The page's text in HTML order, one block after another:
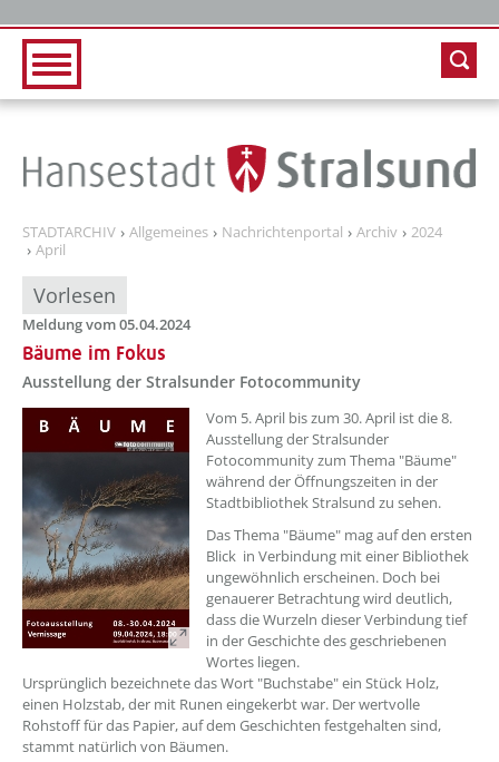
STADTARCHIV Allgemeines Nachrichtenportal Archiv
2024
April
Vorlesen
Meldung vom 05.04.2024
Bäume im Fokus
Ausstellung der Stralsunder Fotocommunity
??? absaetzeOben[1]/titel ???
Vom 5. April bis zum 30. April ist die 8.
Ausstellung der Stralsunder
Fotocommunity zum Thema "Bäume"
während der Öffnungszeiten in der
Stadtbibliothek Stralsund zu sehen.
Das Thema "Bäume" mag auf den ersten
Blick in Verbindung mit einer Bibliothek
ungewöhnlich erscheinen. Doch bei
genauerer Betrachtung wird deutlich,
dass die Wurzeln dieser Verbindung tief
in der Geschichte des geschriebenen
Wortes liegen.
Ursprünglich bezeichnete das Wort "Buchstabe" ein Stück Holz,
einen Holzstab, der mit Runen eingekerbt war. Der wertvolle
Rohstoff für das Papier, auf dem Geschichten festgehalten sind,
stammt natürlich von Bäumen.